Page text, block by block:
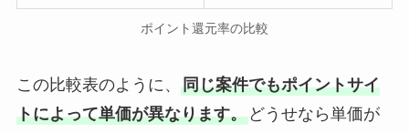
ポイント還元率の比較
この比較表のように、 同じ案件でもポイントサイ
トによって単価が異なります。どうせなら単価が